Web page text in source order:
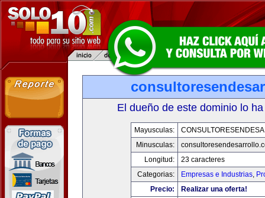
El dueño de este dominio lo
Mayusculas:
Minusculas:
Longitud:
23 caracteres
Categorias:
Empresas e Industrias,
Precio:
Realizar una oferta!